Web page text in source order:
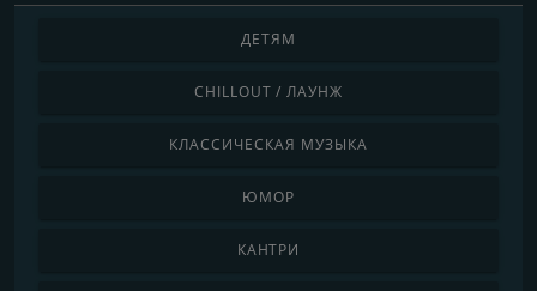
ДЕТЯМ
CHILLOUT / ЛАУНЖ
КЛАССИЧЕСКАЯ МУЗЫКА
ЮМОР
КАНТРИ